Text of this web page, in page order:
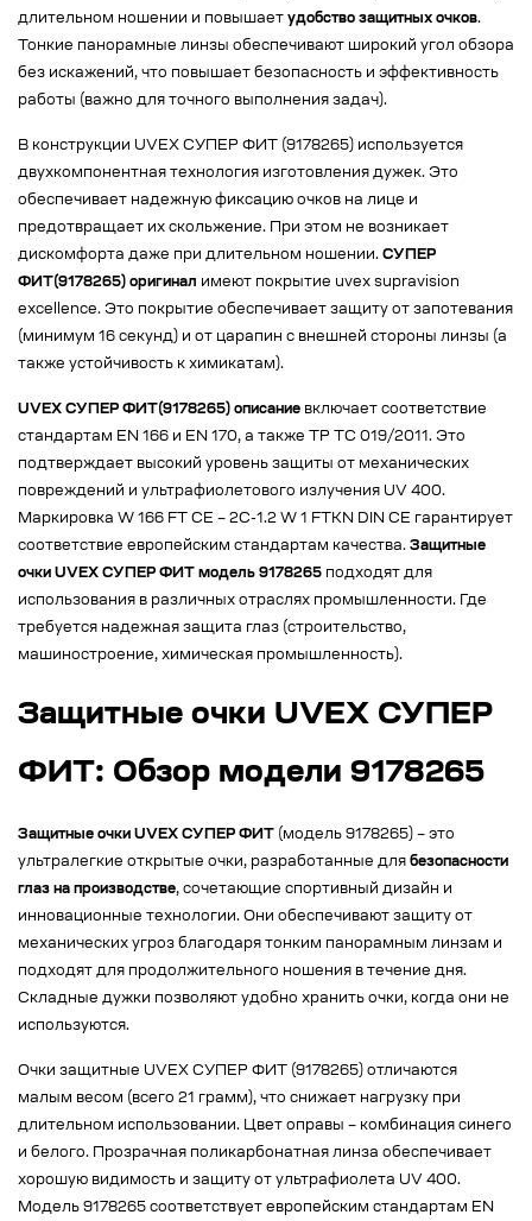
длительном ношении и повышает удобство защитных очков.
Тонкие панорамные линзы обеспечивают широкий угол обзора
без искажений, что повышает безопасность и эффективность
работы (важно для точного выполнения задач).
В конструкции UVEX СУПЕР ФИТ (9178265) используется
двухкомпонентная технология изготовления дужек. Это
обеспечивает надежную фиксацию очков на лице и
предотвращает их скольжение. При этом не возникает
дискомфорта даже при длительном ношении. СУПЕР
ФИТ(9178265) оригинал имеют покрытие uvex supravision
excellence. Это покрытие обеспечивает защиту от запотевания
(минимум 16 секунд) и от царапин с внешней стороны линзы (а
также устойчивость к химикатам).
UVEX СУПЕР ФИТ(9178265) описание включает соответствие
стандартам EN 166 и EN 170, а также ТР ТС 019/2011. Это
подтверждает высокий уровень защиты от механических
повреждений и ультрафиолетового излучения UV 400.
Маркировка W 166 FT CE – 2C-1.2 W 1 FTKN DIN CE гарантирует
соответствие европейским стандартам качества. Защитные
очки UVEX СУПЕР ФИТ модель 9178265 подходят для
использования в различных отраслях промышленности. Где
требуется надежная защита глаз (строительство,
машиностроение, химическая промышленность).
Защитные очки UVEX СУПЕР
ФИТ: Обзор модели 9178265
Защитные очки UVEX СУПЕР ФИТ (модель 9178265) – это
ультралегкие открытые очки, разработанные для безопасности
глаз на производстве, сочетающие спортивный дизайн и
инновационные технологии. Они обеспечивают защиту от
механических угроз благодаря тонким панорамным линзам и
подходят для продолжительного ношения в течение дня.
Складные дужки позволяют удобно хранить очки, когда они не
используются.
Очки защитные UVEX СУПЕР ФИТ (9178265) отличаются
малым весом (всего 21 грамм), что снижает нагрузку при
длительном использовании. Цвет оправы – комбинация синего
и белого. Прозрачная поликарбонатная линза обеспечивает
хорошую видимость и защиту от ультрафиолета UV 400.
Модель 9178265 соответствует европейским стандартам EN